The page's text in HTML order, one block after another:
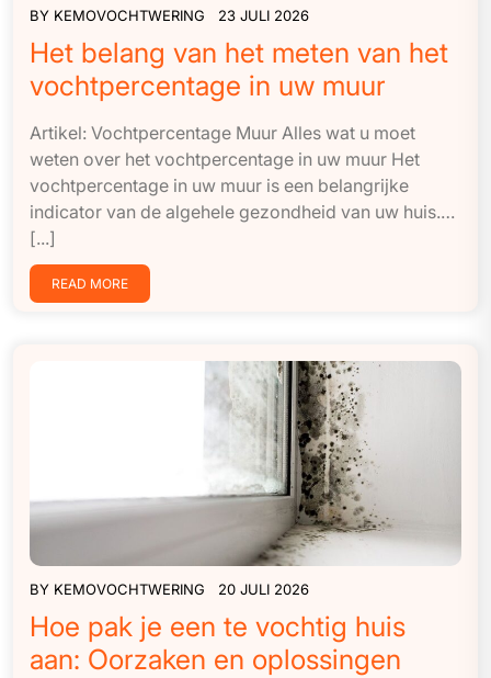
BY KEMOVOCHTWERING 23 JULI 2026
Het belang van het meten van het
vochtpercentage in uw muur
Artikel: Vochtpercentage Muur Alles wat u moet
weten over het vochtpercentage in uw muur Het
vochtpercentage in uw muur is een belangrijke
indicator van de algehele gezondheid van uw huis.…
[...]
READ MORE
BY KEMOVOCHTWERING 20 JULI 2026
Hoe pak je een te vochtig huis
aan: Oorzaken en oplossingen